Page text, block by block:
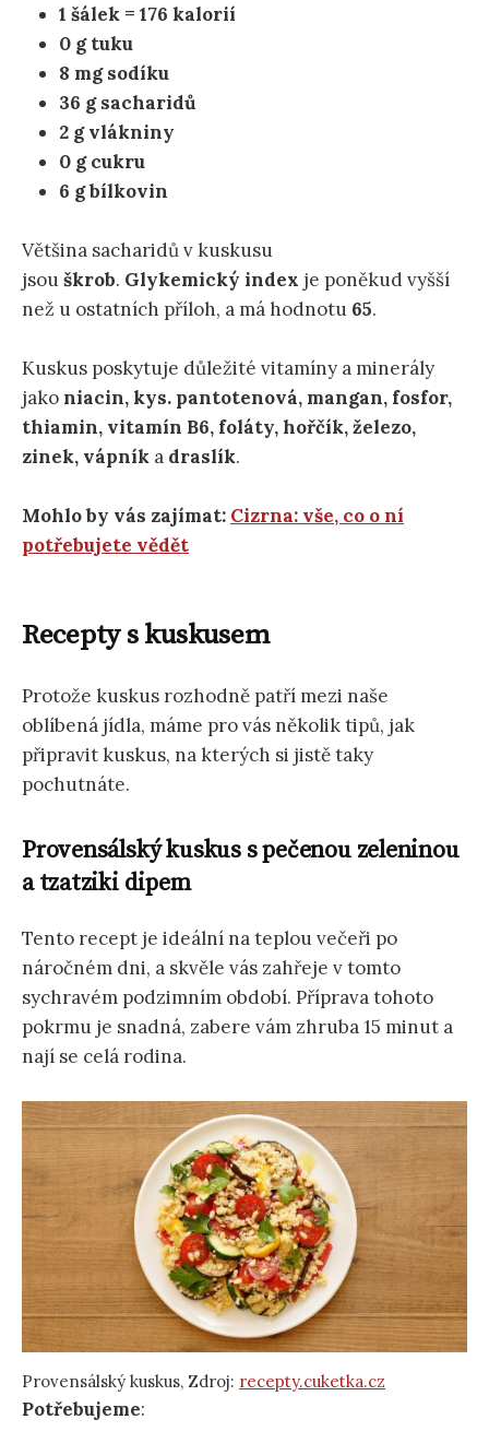
1 šálek = 176 kalorií
0 g tuku
8 mg sodíku
36 g sacharidů
2 g vlákniny
0 g cukru
6 g bílkovin
Většina sacharidů v kuskusu
jsouškrob. Glykemický index je poněkud vyšší
než u ostatních příloh, a má hodnotu 65.
Kuskus poskytuje důležité vitamíny a minerály
jakoniacin, kys. pantotenová, mangan, fosfor,
thiamin, vitamín B6, foláty, hořčík, železo,
zinek, vápník a draslík.
Mohlo by vás zajímat: Cizrna: vše, co o ní
potřebujete vědět
Recepty s kuskusem
Protože kuskus rozhodně patří mezi naše
oblíbená jídla, máme pro vás několik tipů, jak
připravit kuskus, na kterých si jistě taky
pochutnáte.
Provensálský kuskus s pečenou zeleninou
a tzatziki dipem
Tento recept je ideální na teplou večeři po
náročném dni, a skvěle vás zahřeje v tomto
sychravém podzimním období. Příprava tohoto
pokrmu je snadná, zabere vám zhruba 15 minut a
nají se celá rodina.
Provensálský kuskus, Zdroj: recepty.cuketka.cz
Potřebujeme: